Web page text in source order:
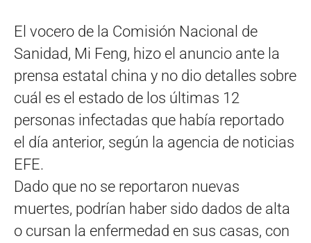
El vocero de la Comisión Nacional de
Sanidad, Mi Feng, hizo el anuncio ante la
prensa estatal china y no dio detalles sobre
cuál es el estado de los últimas 12
personas infectadas que había reportado
el día anterior, según la agencia de noticias
EFE.
Dado que no se reportaron nuevas
muertes, podrían haber sido dados de alta
o cursan la enfermedad en sus casas, con